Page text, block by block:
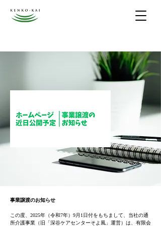
事業譲渡のお知らせ
この度、2025年（令和7年）9月1日付をもちまして、当社の通
所介護事業（旧「深谷ケアセンターそよ風」運営）は、有限会